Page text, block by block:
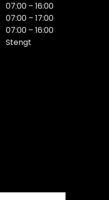
07:00 – 16:00
07:00 – 17:00
07:00 – 16:00
Stengt